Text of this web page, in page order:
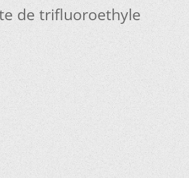
de trifluoroethyle